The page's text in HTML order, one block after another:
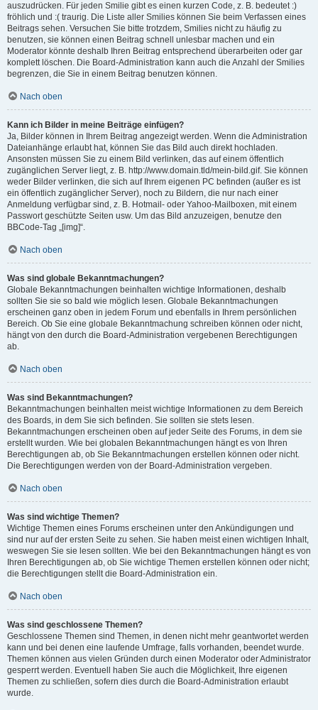
auszudrücken. Für jeden Smilie gibt es einen kurzen Code, z. B. bedeutet :)
fröhlich und :( traurig. Die Liste aller Smilies können Sie beim Verfassen eines
Beitrags sehen. Versuchen Sie bitte trotzdem, Smilies nicht zu häufig zu
benutzen, sie können einen Beitrag schnell unlesbar machen und ein
Moderator könnte deshalb Ihren Beitrag entsprechend überarbeiten oder gar
komplett löschen. Die Board-Administration kann auch die Anzahl der Smilies
begrenzen, die Sie in einem Beitrag benutzen können.
Nach oben
Kann ich Bilder in meine Beiträge einfügen?
Ja, Bilder können in Ihrem Beitrag angezeigt werden. Wenn die Administration
Dateianhänge erlaubt hat, können Sie das Bild auch direkt hochladen.
Ansonsten müssen Sie zu einem Bild verlinken, das auf einem öffentlich
zugänglichen Server liegt, z. B. http://www.domain.tld/mein-bild.gif. Sie können
weder Bilder verlinken, die sich auf Ihrem eigenen PC befinden (außer es ist
ein öffentlich zugänglicher Server), noch zu Bildern, die nur nach einer
Anmeldung verfügbar sind, z. B. Hotmail- oder Yahoo-Mailboxen, mit einem
Passwort geschützte Seiten usw. Um das Bild anzuzeigen, benutze den
BBCode-Tag „[img]“.
Nach oben
Was sind globale Bekanntmachungen?
Globale Bekanntmachungen beinhalten wichtige Informationen, deshalb
sollten Sie sie so bald wie möglich lesen. Globale Bekanntmachungen
erscheinen ganz oben in jedem Forum und ebenfalls in Ihrem persönlichen
Bereich. Ob Sie eine globale Bekanntmachung schreiben können oder nicht,
hängt von den durch die Board-Administration vergebenen Berechtigungen
ab.
Nach oben
Was sind Bekanntmachungen?
Bekanntmachungen beinhalten meist wichtige Informationen zu dem Bereich
des Boards, in dem Sie sich befinden. Sie sollten sie stets lesen.
Bekanntmachungen erscheinen oben auf jeder Seite des Forums, in dem sie
erstellt wurden. Wie bei globalen Bekanntmachungen hängt es von Ihren
Berechtigungen ab, ob Sie Bekanntmachungen erstellen können oder nicht.
Die Berechtigungen werden von der Board-Administration vergeben.
Nach oben
Was sind wichtige Themen?
Wichtige Themen eines Forums erscheinen unter den Ankündigungen und
sind nur auf der ersten Seite zu sehen. Sie haben meist einen wichtigen Inhalt,
weswegen Sie sie lesen sollten. Wie bei den Bekanntmachungen hängt es von
Ihren Berechtigungen ab, ob Sie wichtige Themen erstellen können oder nicht;
die Berechtigungen stellt die Board-Administration ein.
Nach oben
Was sind geschlossene Themen?
Geschlossene Themen sind Themen, in denen nicht mehr geantwortet werden
kann und bei denen eine laufende Umfrage, falls vorhanden, beendet wurde.
Themen können aus vielen Gründen durch einen Moderator oder Administrator
gesperrt werden. Eventuell haben Sie auch die Möglichkeit, Ihre eigenen
Themen zu schließen, sofern dies durch die Board-Administration erlaubt
wurde.